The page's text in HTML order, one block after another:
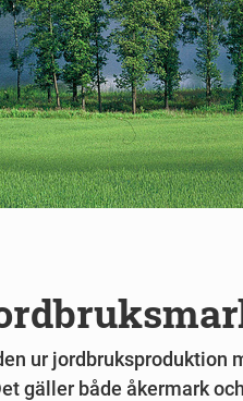
ur jordbruksproduktion
gäller både åkermark